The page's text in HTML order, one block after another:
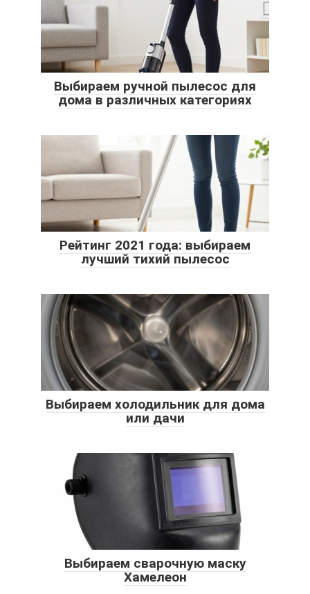
Выбираем ручной пылесос для
дома в различных категориях
Рейтинг 2021 года: выбираем
лучший тихий пылесос
Выбираем холодильник для дома
или дачи
Выбираем сварочную маску
Хамелеон